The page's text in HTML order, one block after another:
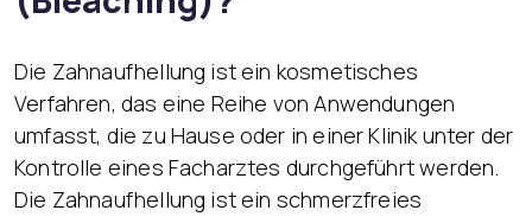
Die Zahnaufhellung ist ein kosmetisches
Verfahren, das eine Reihe von Anwendungen
umfasst, die zu Hause oder in einer Klinik unter der
Kontrolle eines Facharztes durchgeführt werden.
Die Zahnaufhellung ist ein schmerzfreies